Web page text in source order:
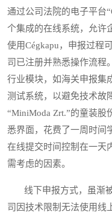
通过公司法院的电子平台
个集成的在线系统，允许
使用Cégkapu，申报过程
司已注册并熟悉操作流程
行业模块，如海关申报集
测试系统，以避免技术故
“MiniModa Zrt.”的童装股
悉界面，花费了一周时间
在线提交时间控制在一天
需考虑的因素。
线下申报方式，虽渐被
司因技术限制无法使用线